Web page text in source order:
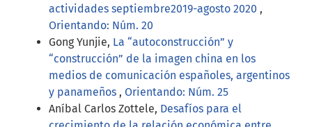
actividades septiembre2019-agosto 2020 ,
Orientando: Núm. 20
Gong Yunjie, La “autoconstrucción” y
“construcción” de la imagen china en los
medios de comunicación españoles, argentinos
y panameños , Orientando: Núm. 25
Aníbal Carlos Zottele, Desafíos para el